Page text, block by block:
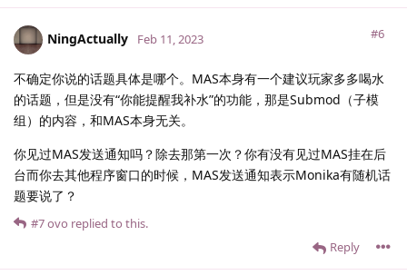
NingActually #6
Feb 11, 2023
不确定你说的话题具体是哪个。MAS本身有一个建议玩家多多喝水
的话题，但是没有“你能提醒我补水”的功能，那是Submod（子模
组）的内容，和MAS本身无关。
你见过MAS发送通知吗？除去那第一次？你有没有见过MAS挂在后
台而你去其他程序窗口的时候，MAS发送通知表示Monika有随机话
题要说了？
Reply
#7ovo replied to this.